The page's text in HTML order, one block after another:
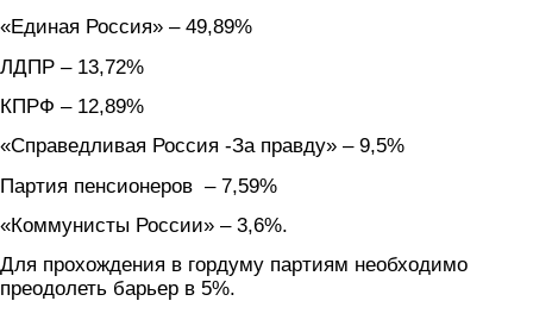
«Единая Россия» – 49,89%
ЛДПР – 13,72%
КПРФ – 12,89%
«Справедливая Россия -За правду» – 9,5%
Партия пенсионеров – 7,59%
«Коммунисты России» – 3,6%.
Для прохождения в гордуму партиям необходимо
преодолеть барьер в 5%.